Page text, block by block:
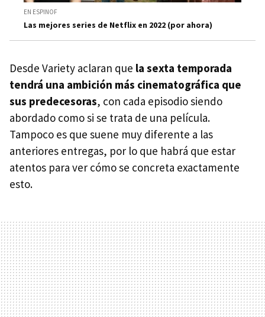
EN ESPINOF
Las mejores series de Netflix en 2022 (por ahora)
Desde Variety aclaran que la sexta temporada
tendrá una ambición más cinematográfica que
sus predecesoras, con cada episodio siendo
abordado como si se trata de una película.
Tampoco es que suene muy diferente a las
anteriores entregas, por lo que habrá que estar
atentos para ver cómo se concreta exactamente
esto.